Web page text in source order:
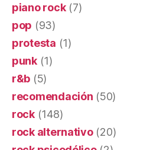
piano rock(7)
pop (93)
protesta (1)
punk(1)
r&b (5)
recomendación (50)
rock(148)
rock alternativo(20)